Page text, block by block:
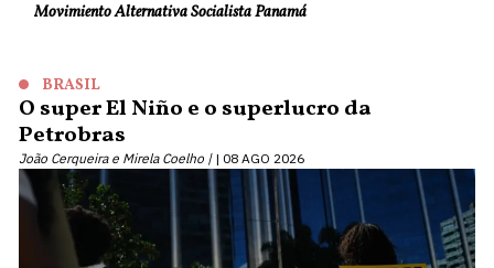
Movimiento Alternativa Socialista Panamá
BRASIL
O super El Niño e o superlucro da
Petrobras
João Cerqueira e Mirela Coelho | 08 AGO 2026